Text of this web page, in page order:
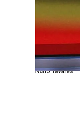
Nuno Tavares